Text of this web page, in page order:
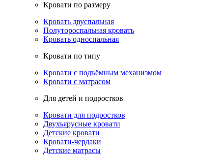
Кровати по размеру
Кровать двуспальная
Полутороспальная кровать
Кровать односпальная
Кровати по типу
Кровати с подъёмным механизмом
Кровати с матрасом
Для детей и подростков
Кровати для подростков
Двухъярусные кровати
Детские кровати
Кровати-чердаки
Детские матрасы